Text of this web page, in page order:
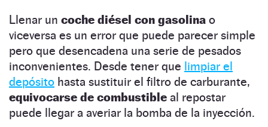
Llenar un coche diésel con gasolina o
viceversa es un error que puede parecer simple
pero que desencadena una serie de pesados
inconvenientes. Desde tener que limpiar el
depósito hasta sustituir el filtro de carburante,
equivocarse de combustible al repostar
puede llegar a averiar la bomba de la inyección.